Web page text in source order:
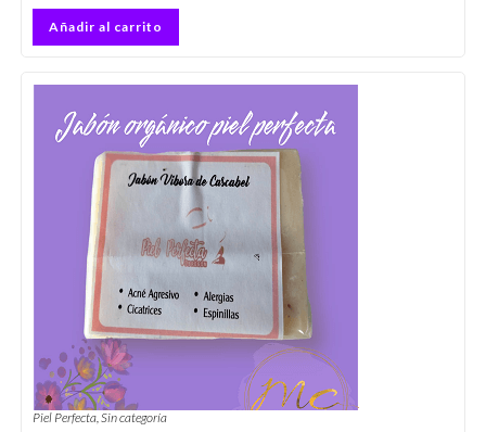
Añadir al carrito
Piel Perfecta, Sin categoría